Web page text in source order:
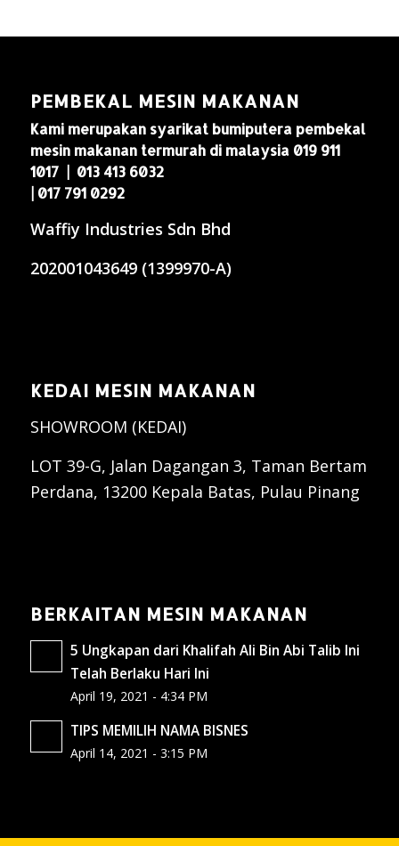
PEMBEKAL MESIN MAKANAN
Kami merupakan syarikat bumiputera pembekal
mesin makanan termurah di malaysia 019 911
1017 | 013 413 6032
| 017 791 0292
Waffiy Industries Sdn Bhd
202001043649 (1399970-A)
KEDAI MESIN MAKANAN
SHOWROOM (KEDAI)
LOT 39-G, Jalan Dagangan 3, Taman Bertam
Perdana, 13200 Kepala Batas, Pulau Pinang
BERKAITAN MESIN MAKANAN
5 Ungkapan dari Khalifah Ali Bin Abi Talib Ini
Telah Berlaku Hari Ini
April 19, 2021 - 4:34 PM
TIPS MEMILIH NAMA BISNES
April 14, 2021 - 3:15 PM